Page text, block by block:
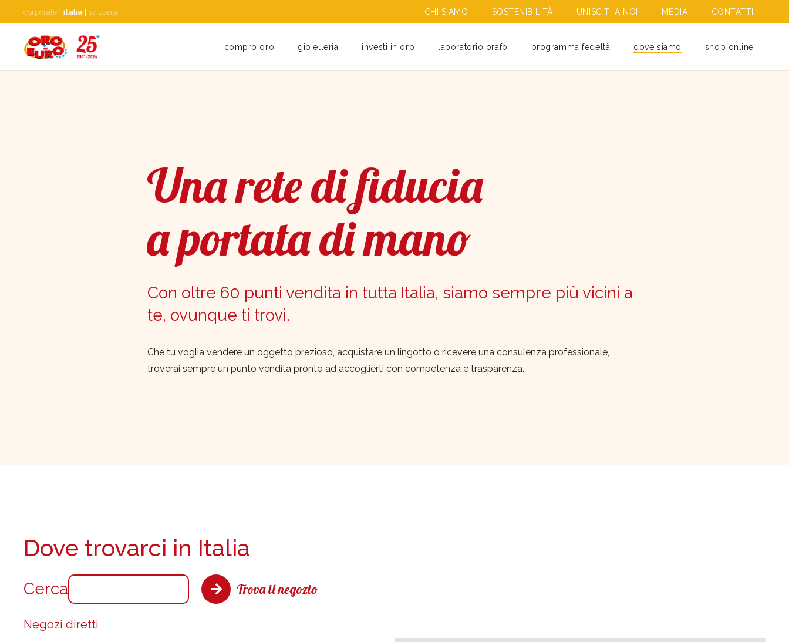
corporate italia svizzera CHI SIAMO SOSTENIBILITÀ UNISCITI A NOI MEDIA CONTATTI
compro oro gioielleria investi in oro laboratorio orafo programma fedeltà dove siamo shop online
Una rete di fiducia
a portata di mano
Con oltre 60 punti vendita in tutta Italia, siamo sempre più vicini a
te, ovunque ti trovi.
Che tu voglia vendere un oggetto prezioso, acquistare un lingotto o ricevere una consulenza professionale,
troverai sempre un punto vendita pronto ad accoglierti con competenza e trasparenza.
Cerca Trova il negozio
Dove trovarci in Italia
Negozi diretti